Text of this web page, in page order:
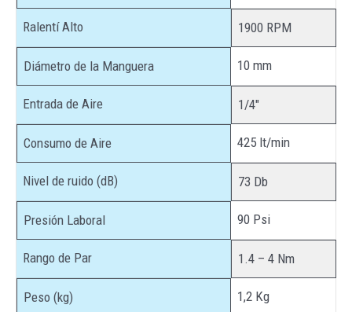
Ralentí Alto 1900 RPM
Diámetro de la Manguera 10 mm
Entrada de Aire 1/4″
Consumo de Aire 425 lt/min
Nivel de ruido (dB) 73 Db
Presión Laboral 90 Psi
Rango de Par 1.4 – 4 Nm
Peso (kg) 1,2 Kg